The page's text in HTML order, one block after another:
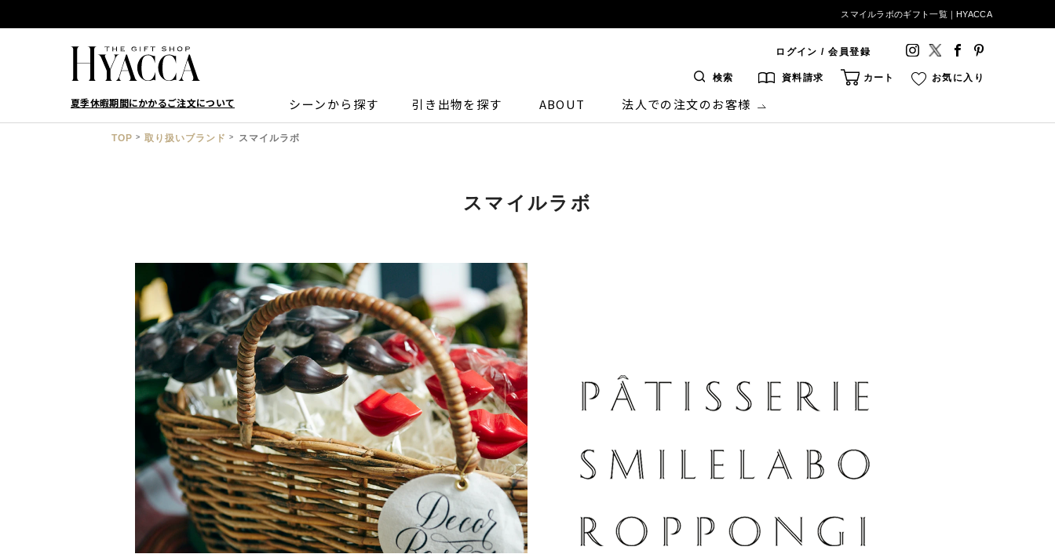
スマイルラボのギフト一覧｜HYACCA
ログイン / 会員登録
検索 資料請求 カート お気に入り
シーンから探す 引き出物を探す ABOUT 法人での注文のお客様
TOP 取り扱いブランド スマイルラボ
スマイルラボ
夏季休暇期間にかかるご注文について